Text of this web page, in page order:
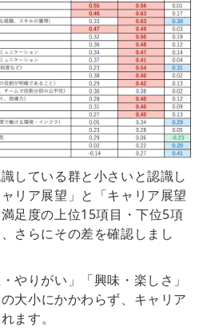
している群と小さいと認識し
リア展望」と「キャリア展望
足度の上位15項目・下位5項
さらにその差を確認しまし
やりがい」「興味・楽しさ」
大小にかかわらず、キャリア
ます。